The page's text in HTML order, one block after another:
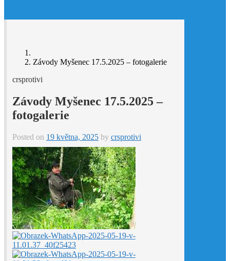
Závody Myšenec 17.5.2025 – fotogalerie
crsprotivi
Závody Myšenec 17.5.2025 –
fotogalerie
Posted on 19 května, 2025by crsprotivi